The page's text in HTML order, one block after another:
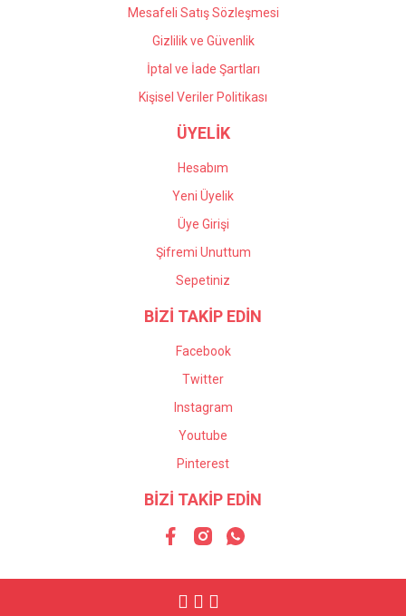
Mesafeli Satış Sözleşmesi
Gizlilik ve Güvenlik
İptal ve İade Şartları
Kişisel Veriler Politikası
ÜYELİK
Hesabım
Yeni Üyelik
Üye Girişi
Şifremi Unuttum
Sepetiniz
BİZİ TAKİP EDİN
Facebook
Twitter
Instagram
Youtube
Pinterest
BİZİ TAKİP EDİN